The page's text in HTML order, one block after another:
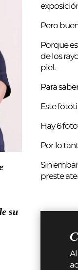
su
Pero
Porque
de los
piel.
Para
Este
Hay 6
Por lo
Sin
preste